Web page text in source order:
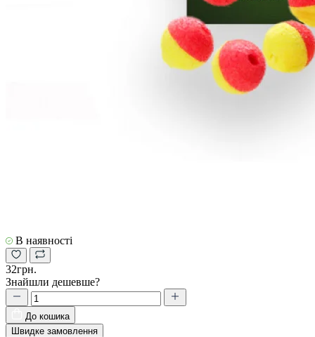
В наявності
32грн.
Знайшли дешевше?
До кошика
Швидке замовлення